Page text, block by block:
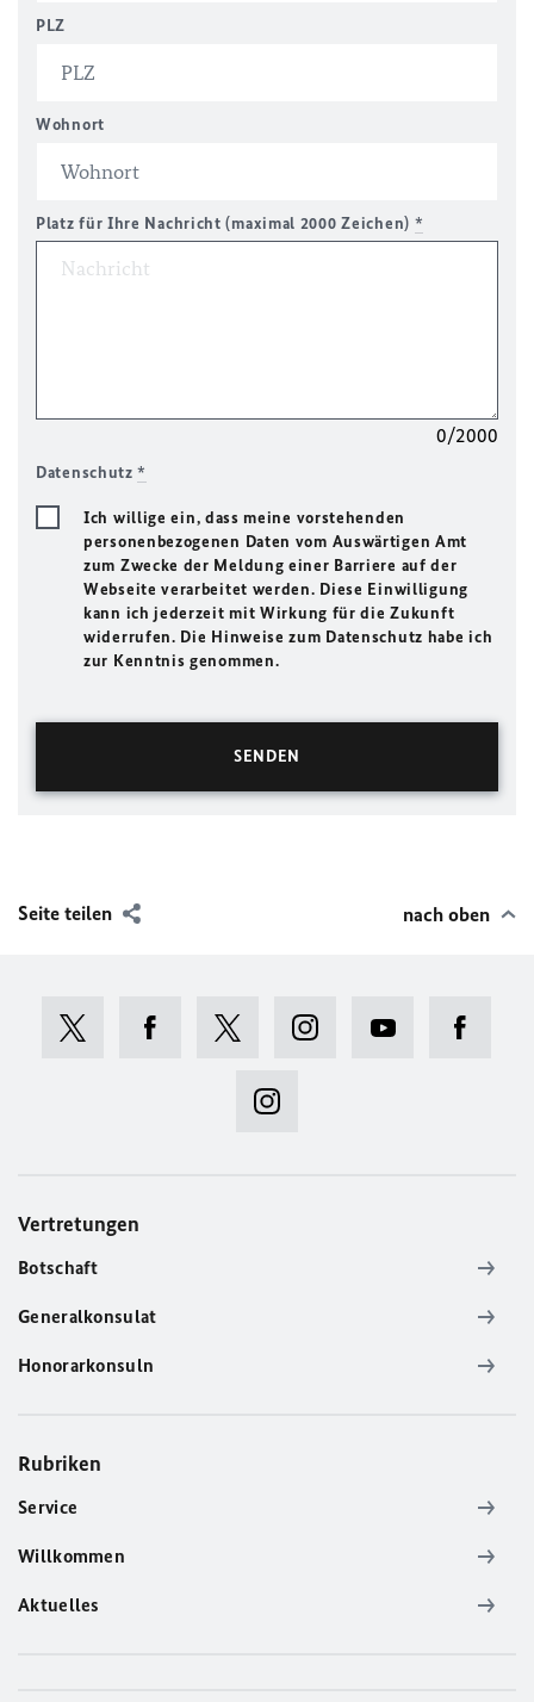
PLZ
Wohnort
Platz für Ihre Nachricht (maximal 2000 Zeichen) *
0/2000
Datenschutz*
Ich willige ein, dass meine vorstehenden
personenbezogenen Daten vom Auswärtigen Amt
zum Zwecke der Meldung einer Barriere auf der
Webseite verarbeitet werden. Diese Einwilligung
kann ich jederzeit mit Wirkung für die Zukunft
widerrufen. Die Hinweise zum Datenschutz habe ich
zur Kenntnis genommen.
Seite teilen nach oben
Vertretungen
Botschaft
Generalkonsulat
Honorarkonsuln
Rubriken
Service
Willkommen
Aktuelles